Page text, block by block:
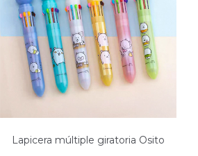
Lapicera múltiple giratoria Osito